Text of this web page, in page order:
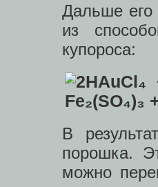
Дальше его
из
купороса:
В
порошка.
можно